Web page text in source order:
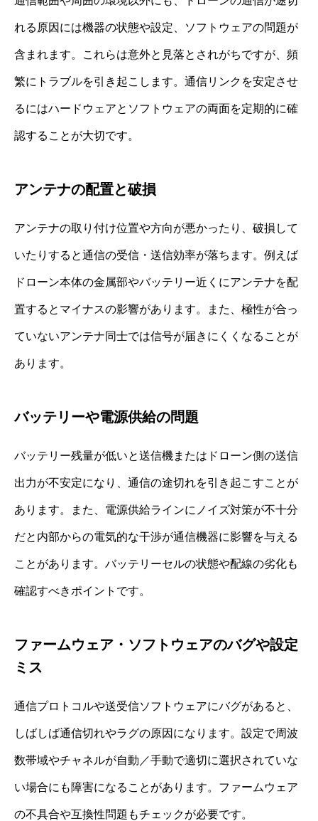
れる原因には機器の状態や設定、ソフトウェアの問題が
含まれます。これらは意外と見落とされがちですが、頻
繁にトラブルを引き起こします。通信リンクを安定させ
るにはハードウェアとソフトウェアの両面を定期的に確
認することが大切です。
アンテナの配置と破損
アンテナの取り付け位置や方向が悪かったり、破損して
いたりすると通信の受信・送信効率が落ちます。例えば
ドローン本体の金属部やバッテリー近くにアンテナを配
置するとマイナスの影響があります。また、極性が合っ
ていないアンテナ同士では信号が届きにくくなることが
あります。
バッテリーや電源供給の問題
バッテリー残量が低いと送信機またはドローン側の送信
出力が不安定になり、通信の途切れを引き起こすことが
あります。また、電源供給ラインにノイズ対策が不十分
だと内部からの電気的な干渉が通信機器に影響を与える
ことがあります。バッテリーセルの状態や配線の劣化も
確認すべきポイントです。
ファームウェア・ソフトウェアのバグや設定
ミス
通信プロトコルや送受信ソフトウェアにバグがあると、
しばしば通信切れやラグの原因になります。設定で周波
数帯域やチャネルが自動／手動で適切に選択されていな
い場合にも障害になることがあります。ファームウェア
の不具合や互換性問題もチェックが必要です。